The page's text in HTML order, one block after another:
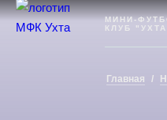
Ухта
МИНИ-
КЛУБ
Главная /